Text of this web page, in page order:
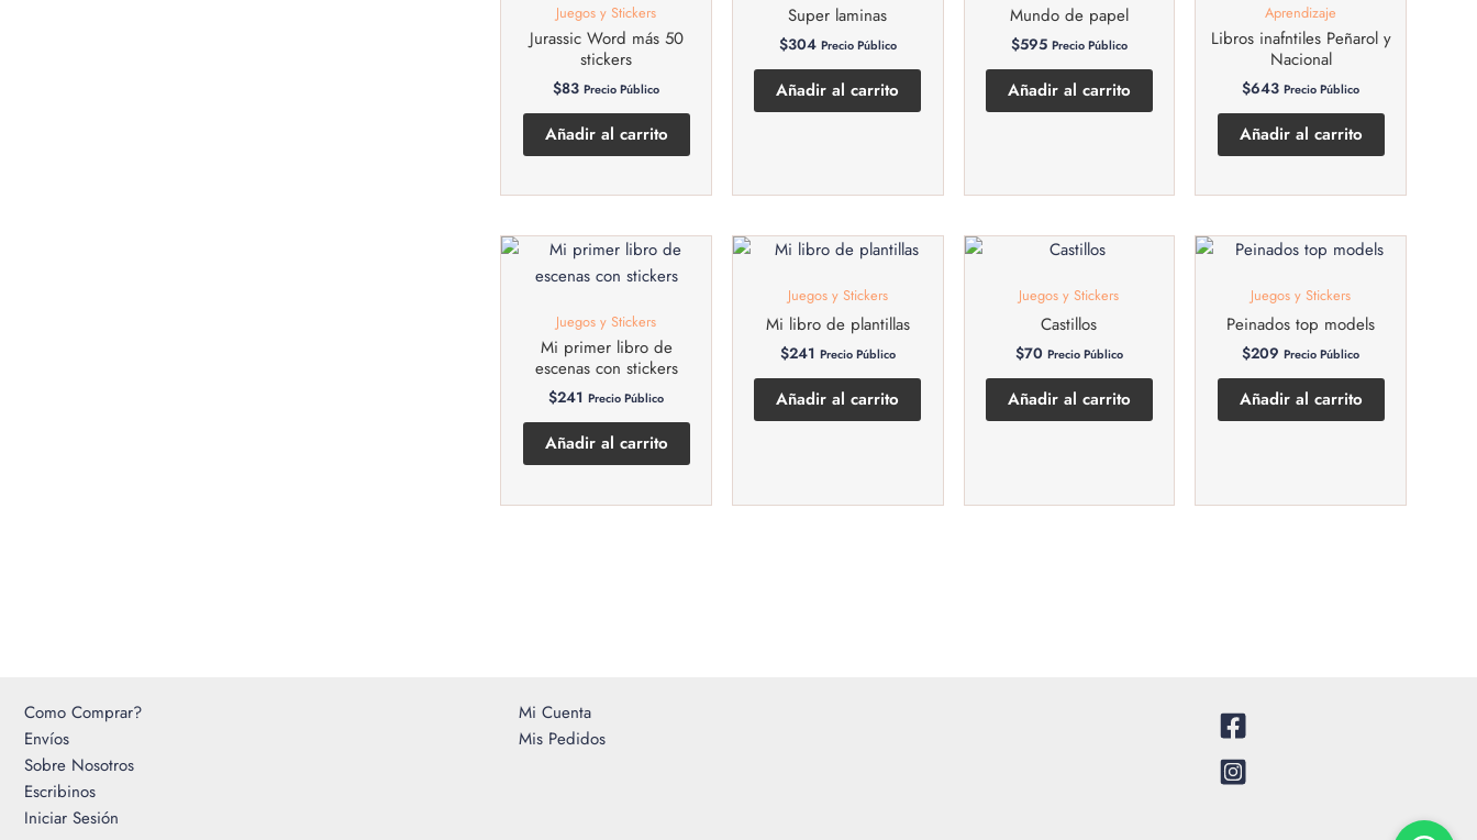
Juegos y Stickers
Jurassic Word más 50
stickers
$83 Precio Público
Añadir al carrito
Super laminas
$304 Precio Público
Añadir al carrito
Mundo de papel
$595 Precio Público
Añadir al carrito
Aprendizaje
Libros inafntiles Peñarol y
Nacional
$643 Precio Público
Añadir al carrito
Juegos y Stickers
Mi primer libro de
escenas con stickers
$241 Precio Público
Añadir al carrito
Juegos y Stickers
Mi libro de plantillas
$241 Precio Público
Añadir al carrito
Juegos y Stickers
Castillos
$70 Precio Público
Añadir al carrito
Juegos y Stickers
Peinados top models
$209 Precio Público
Añadir al carrito
Como Comprar?
Envíos
Sobre Nosotros
Escribinos
Iniciar Sesión
Mi Cuenta
Mis Pedidos